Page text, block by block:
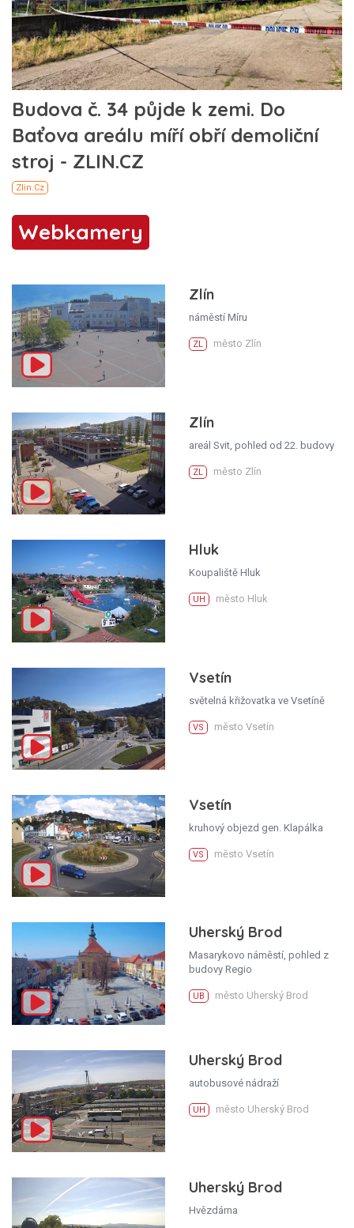
Webkamery
Zlín
náměstí Míru
ZL město Zlín
Zlín
areál Svit, pohled od 22. budovy
ZL město Zlín
Hluk
Koupaliště Hluk
UH město Hluk
Vsetín
světelná křižovatka ve Vsetíně
VS město Vsetín
Vsetín
kruhový objezd gen. Klapálka
VS město Vsetín
Uherský Brod
Masarykovo náměstí, pohled z
budovy Regio
UB město Uherský Brod
Uherský Brod
autobusové nádraží
UH město Uherský Brod
Uherský Brod
Hvězdárna